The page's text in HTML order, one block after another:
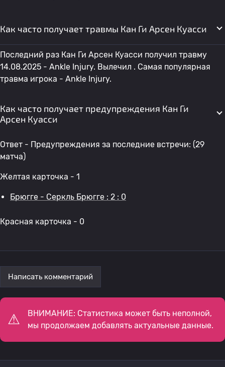
Как часто получает травмы Кан Ги Арсен Куасси
Последний раз Кан Ги Арсен Куасси получил травму
14.08.2025 - Ankle Injury. Вылечил . Самая популярная
травма игрока - Ankle Injury.
Как часто получает предупреждения Кан Ги
Арсен Куасси
Ответ - Предупреждения за последние встречи: (29
матча)
Желтая карточка - 1
Брюгге - Серкль Брюгге : 2 : 0
Красная карточка - 0
Написать комментарий
ВНИМАНИЕ: Статистика может быть неполной,
мы продолжаем добавлять актуальные данные.